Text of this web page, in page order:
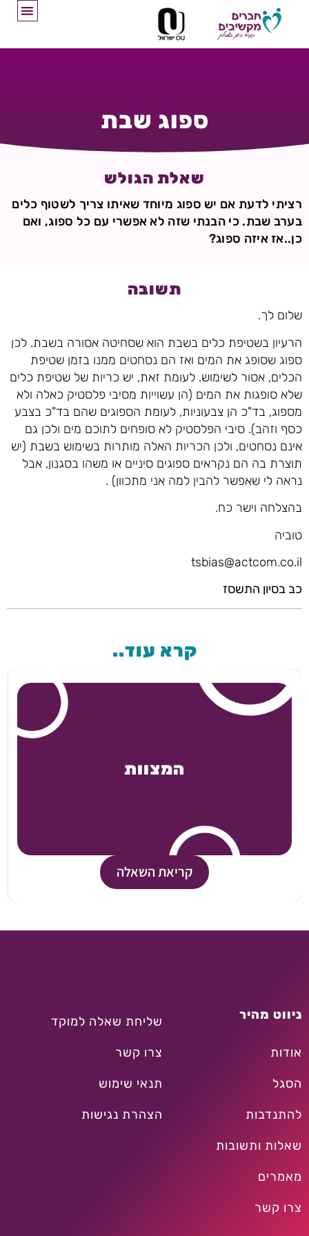
ספוג שבת
שאלת הגולש
רציתי לדעת אם יש ספוג מיוחד שאיתו צריך לשטוף כלים
בערב שבת. כי הבנתי שזה לא אפשרי עם כל ספוג, ואם
כן..אז איזה ספוג?
תשובה
שלום לך.
הרעיון בשטיפת כלים בשבת הוא שסחיטה אסורה בשבת. לכן
ספוג שסופג את המים ואז הם נסחטים ממנו בזמן שטיפת
הכלים, אסור לשימוש. לעומת זאת, יש כריות של שטיפת כלים
שלא סופגות את המים (הן עשוייות מסיבי פלסטיק כאלה ולא
מספוג, בד"כ הן צבעוניות, לעומת הספוגים שהם בד"כ בצבע
כסף וזהב). סיבי הפלסטיק לא סופחים לתוכם מים ולכן גם
אינם נסחטים, ולכן הכריות האלה מותרות בשימוש בשבת (יש
תוצרת בה הם נקראים ספוגים סיניים או משהו בסגנון, אבל
נראה לי שאפשר להבין למה אני מתכוון) .
בהצלחה וישר כח.
טוביה
tsbias@actcom.co.il
כב בסיון התשסז
קרא עוד..
המצוות
קריאת השאלה
ניווט מהיר
אודות
הסגל
להתנדבות
שאלות ותשובות
מאמרים
צרו קשר
שליחת שאלה למוקד
צרו קשר
תנאי שימוש
הצהרת נגישות